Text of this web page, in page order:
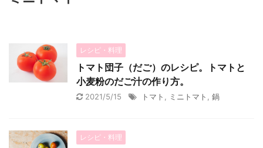
レシピ・料理
トマト団子（だご）のレシピ。トマトと
小麦粉のだご汁の作り方。
2021/5/15 トマト ミニトマト 鍋
レシピ・料理